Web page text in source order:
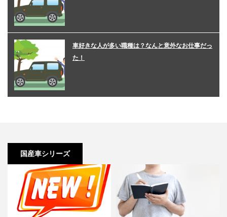
車好きな人が多い職種は？なんと意外なお仕事だっ
た！
国産車シリーズ